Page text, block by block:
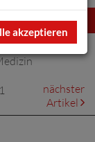
nächster
Artikel
akzeptieren